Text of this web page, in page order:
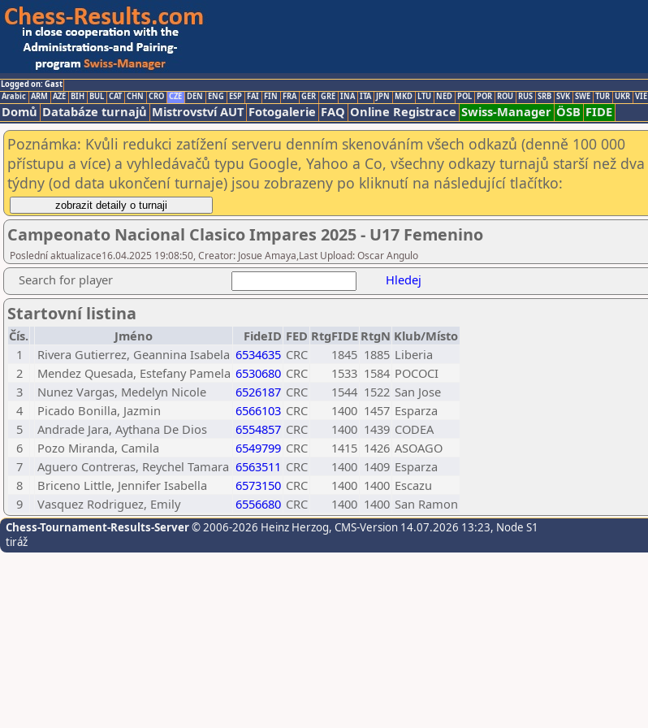
Logged on: Gast
Arabic ARM AZE BIH BUL CAT CHN CRO CZE DEN ENG ESP FAI FIN FRA GER GRE INA ITA JPN MKD LTU NED POL POR ROU RUS SRB SVK SWE TUR UKR VIE
Domů Databáze turnajů Mistrovství AUT Fotogalerie FAQ Online Registrace Swiss-Manager ÖSB FIDE
Poznámka: Kvůli redukci zatížení serveru denním skenováním všech odkazů (denně 100 000
přístupu a více) a vyhledávačů typu Google, Yahoo a Co, všechny odkazy turnajů starší než dva
týdny (od data ukončení turnaje) jsou zobrazeny po kliknutí na následující tlačítko:
Campeonato Nacional Clasico Impares 2025 - U17 Femenino
Poslední aktualizace16.04.2025 19:08:50, Creator: Josue Amaya,Last Upload: Oscar Angulo
Search for player Hledej
Startovní listina
Čís. Jméno FideID FED RtgFIDE RtgN Klub/Místo
1
Rivera Gutierrez, Geannina Isabela 6534635 CRC 1845 1885 Liberia
2
Mendez Quesada, Estefany Pamela 6530680 CRC 1533 1584 POCOCI
3
Nunez Vargas, Medelyn Nicole 6526187 CRC 1544 1522 San Jose
4
Picado Bonilla, Jazmin 6566103 CRC 1400 1457 Esparza
5
Andrade Jara, Aythana De Dios 6554857 CRC 1400 1439 CODEA
6
Pozo Miranda, Camila 6549799 CRC 1415 1426 ASOAGO
7
Aguero Contreras, Reychel Tamara 6563511 CRC 1400 1409 Esparza
8
Briceno Little, Jennifer Isabella 6573150 CRC 1400 1400 Escazu
9
Vasquez Rodriguez, Emily 6556680 CRC 1400 1400 San Ramon
Chess-Tournament-Results-Server© 2006-2026 Heinz Herzog, CMS-Version 14.07.2026 13:23, Node S1
tiráž